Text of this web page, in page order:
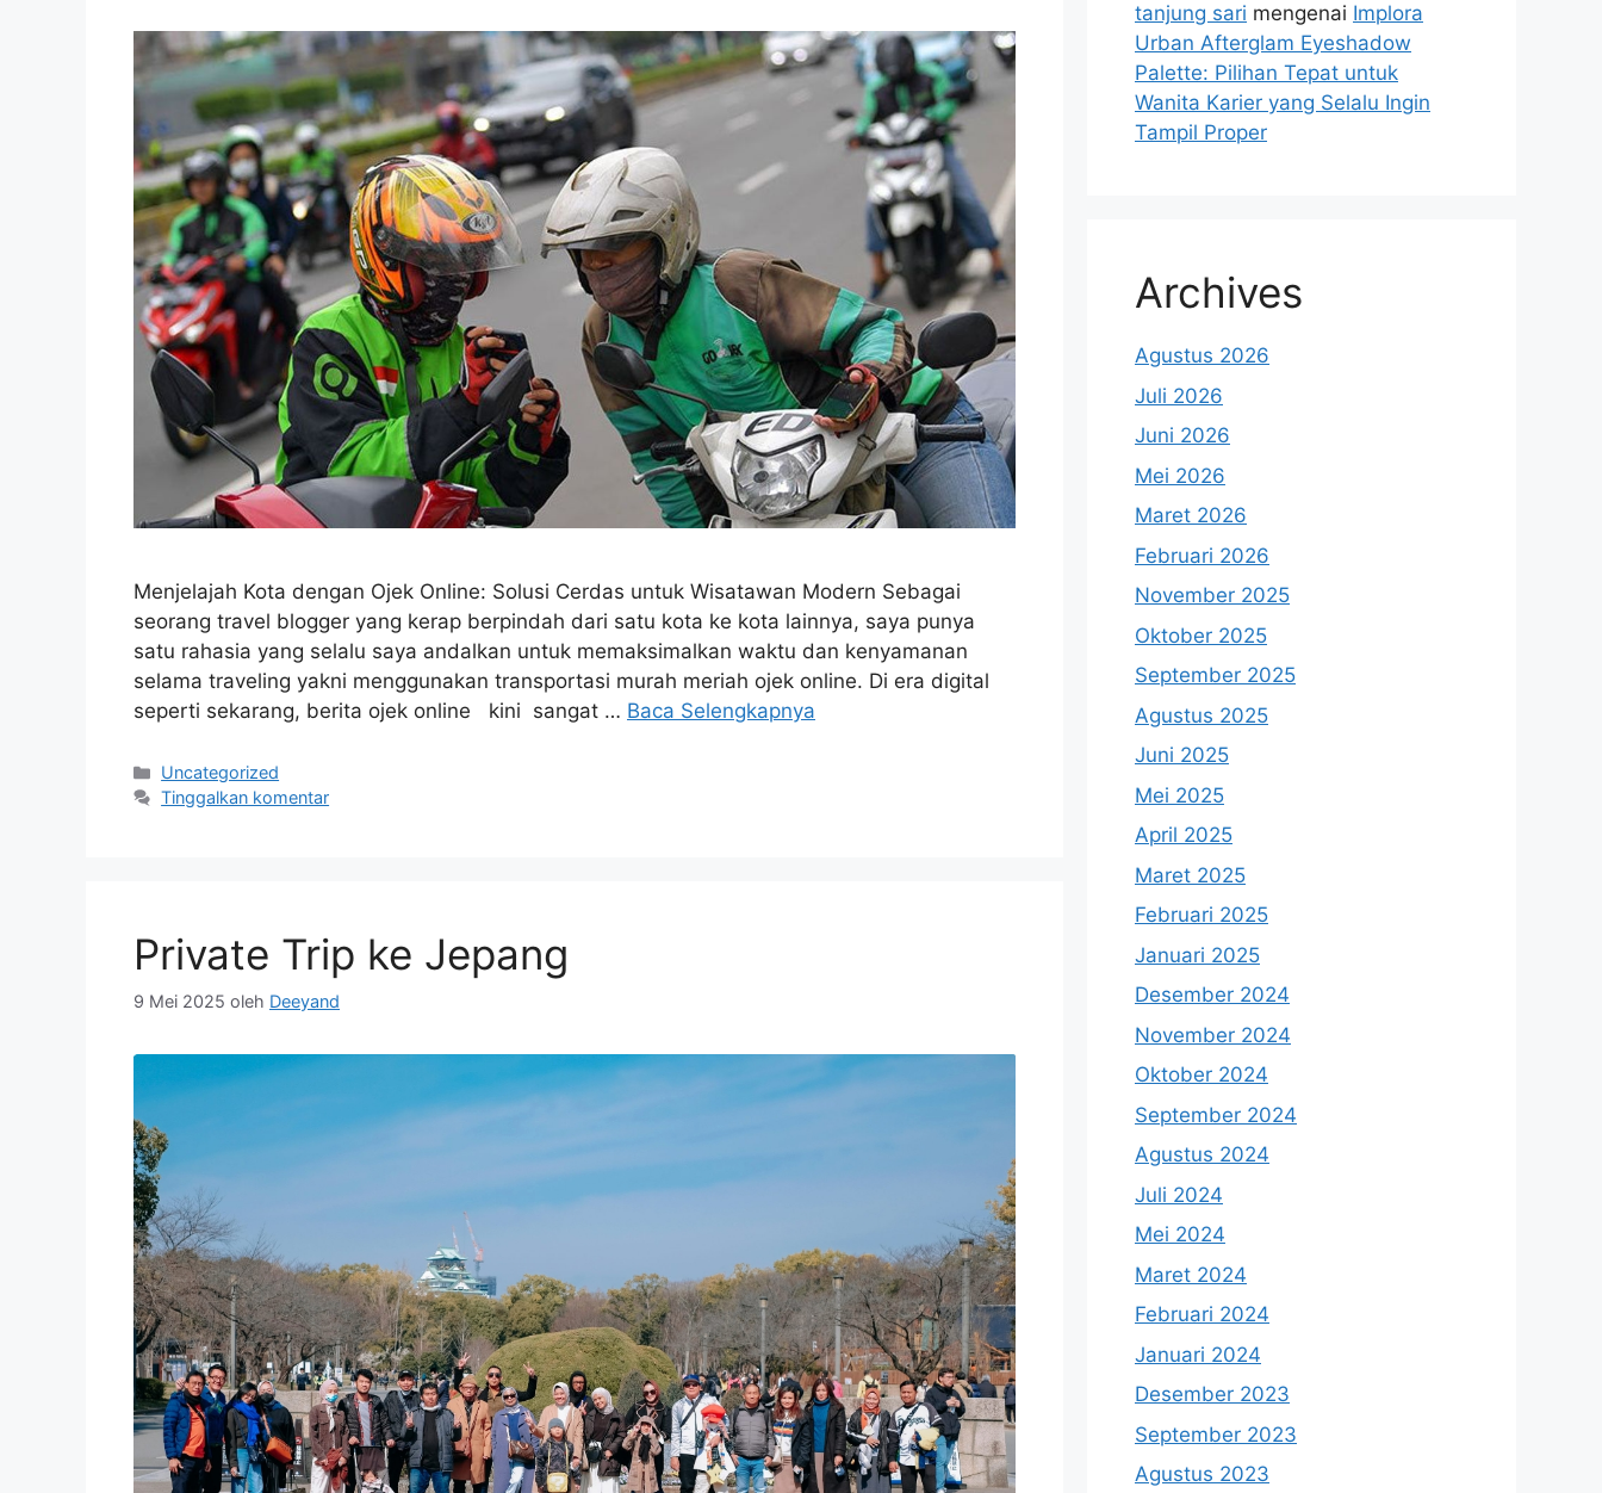
Menjelajah Kota dengan Ojek Online: Solusi Cerdas untuk Wisatawan Modern Sebagai
seorang travel blogger yang kerap berpindah dari satu kota ke kota lainnya, saya punya
satu rahasia yang selalu saya andalkan untuk memaksimalkan waktu dan kenyamanan
selama traveling yakni menggunakan transportasi murah meriah ojek online. Di era digital
seperti sekarang, berita ojek online kini sangat … Baca Selengkapnya
Kategori
Uncategorized
Tinggalkan komentar
Private Trip ke Jepang
9 Mei 2025 oleh Deeyand
tanjung sari mengenai Implora
Urban Afterglam Eyeshadow
Palette: Pilihan Tepat untuk
Wanita Karier yang Selalu Ingin
Tampil Proper
Archives
Agustus 2026
Juli 2026
Juni 2026
Mei 2026
Maret 2026
Februari 2026
November 2025
Oktober 2025
September 2025
Agustus 2025
Juni 2025
Mei 2025
April 2025
Maret 2025
Februari 2025
Januari 2025
Desember 2024
November 2024
Oktober 2024
September 2024
Agustus 2024
Juli 2024
Mei 2024
Maret 2024
Februari 2024
Januari 2024
Desember 2023
September 2023
Agustus 2023